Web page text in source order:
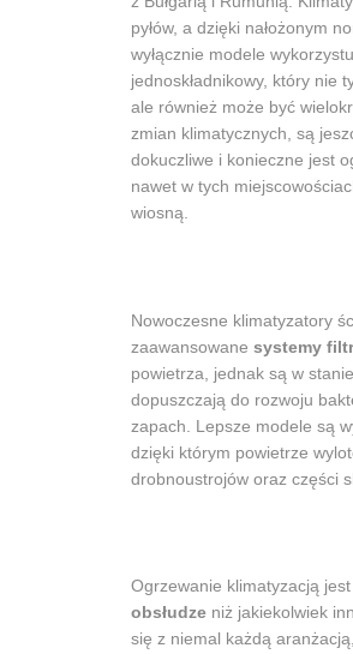
pyłów, a dzięki nałożonym
wyłącznie modele
jednoskładnikowy, który nie
ale również może być
zmian klimatycznych, są
dokuczliwe i konieczne jest
nawet w tych
wiosną.
Nowoczesne klimatyzatory
zaawansowane systemy
powietrza, jednak są w
dopuszczają do rozwoju
zapach. Lepsze modele są
dzięki którym powietrze
drobnoustrojów oraz części
Ogrzewanie klimatyzacją
obsłudze niż jakiekolwiek
się z niemal każdą